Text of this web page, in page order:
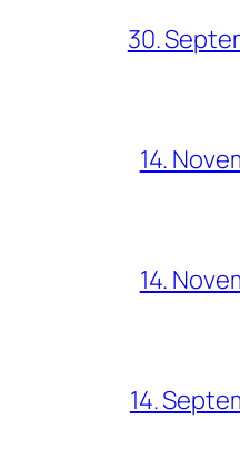
30.
14.
14.
14.